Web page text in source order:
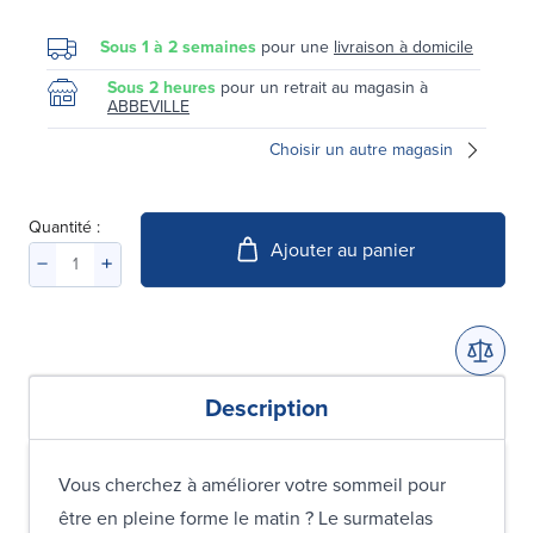
Sous 1 à 2 semaines pour une livraison à domicile
Sous 2 heures pour un retrait au magasin à
ABBEVILLE
Choisir un autre magasin
Quantité :
Ajouter au panier
Description
Vous cherchez à améliorer votre sommeil pour
être en pleine forme le matin ? Le surmatelas